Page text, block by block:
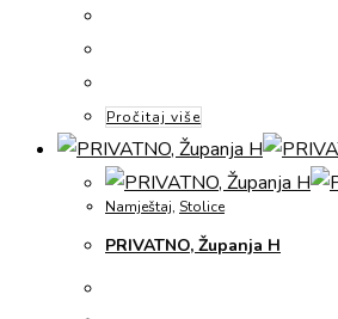
Pročitaj više
Namještaj, Stolice
PRIVATNO, Županja H